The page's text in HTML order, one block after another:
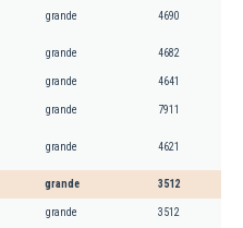
grande 4690
grande 4682
grande 4641
grande 7911
grande 4621
grande 3512
grande 3512